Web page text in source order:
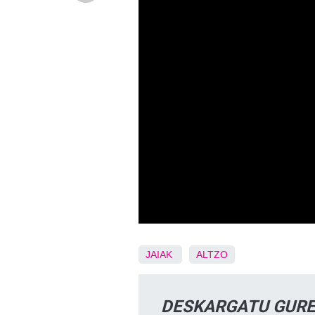
JAIAK ALTZO
DESKARGATU